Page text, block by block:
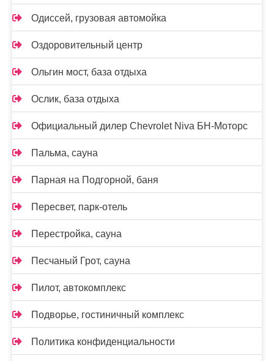
Одиссей, грузовая автомойка
Оздоровительный центр
Ольгин мост, база отдыха
Ослик, база отдыха
Официальный дилер Chevrolet Niva БН-Моторс
Пальма, сауна
Парная на Подгорной, баня
Пересвет, парк-отель
Перестройка, сауна
Песчаный Грот, сауна
Пилот, автокомплекс
Подворье, гостиничный комплекс
Политика конфиденциальности